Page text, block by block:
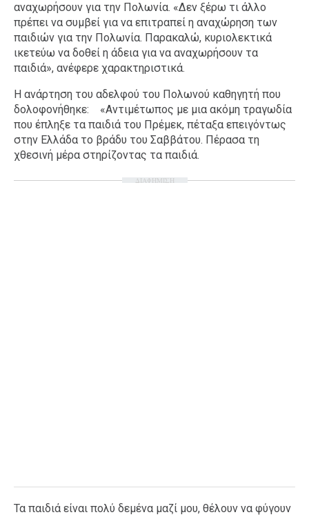
αναχωρήσουν για την Πολωνία. «Δεν ξέρω τι άλλο
πρέπει να συμβεί για να επιτραπεί η αναχώρηση των
παιδιών για την Πολωνία. Παρακαλώ, κυριολεκτικά
ικετεύω να δοθεί η άδεια για να αναχωρήσουν τα
παιδιά», ανέφερε χαρακτηριστικά.
Η ανάρτηση του αδελφού του Πολωνού καθηγητή που
δολοφονήθηκε: «Αντιμέτωπος με μια ακόμη τραγωδία
που έπληξε τα παιδιά του Πρέμεκ, πέταξα επειγόντως
στην Ελλάδα το βράδυ του Σαββάτου. Πέρασα τη
χθεσινή μέρα στηρίζοντας τα παιδιά.
ΔΙΑΦΗΜΙΣΗ
Τα παιδιά είναι πολύ δεμένα μαζί μου, θέλουν να φύγουν